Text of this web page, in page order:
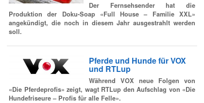
Der Fernsehsender hat die
Produktion der Doku-Soap «Full House – Familie XXL»
angekündigt, die noch in diesem Jahr ausgestrahlt werden
soll.
Pferde und Hunde für VOX
und RTLup
Während VOX neue Folgen von
«Die Pferdeprofis» zeigt, wagt RTLup den Aufschlag von «Die
Hundefriseure – Profis für alle Felle».